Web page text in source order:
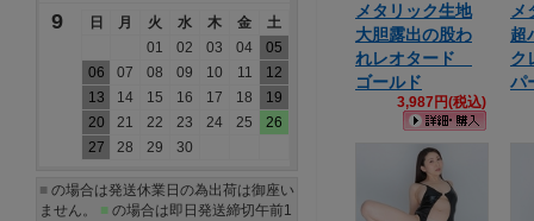
メタリック生地
大胆露出の股わ
れレオタード
ゴールド
3,987円(税込)
メ
超
ク
パ
9 日 月 火 水 木 金
土
01
02 03 04
05
06
07 08 09 10 11
12
13
14 15 16 17 18
19
20
21 22 23 24 25
26
27
28 29 30
■ の場合は発送休業日の為出荷は御座い
ません。 ■ の場合は即日発送締切午前1